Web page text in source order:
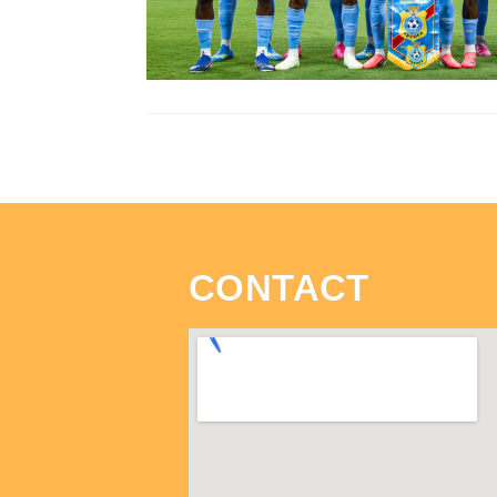
CONTACT